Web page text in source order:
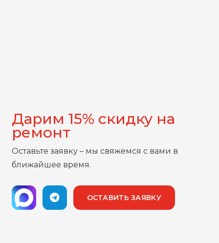
Дарим 15% скидку на
ремонт
Оставьте заявку – мы свяжемся с вами в
ближайшее время.
ОСТАВИТЬ ЗАЯВКУ